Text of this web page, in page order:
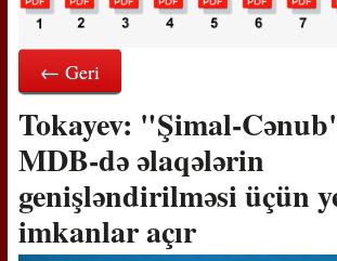
← Geri
Tokayev: "Şimal-
MDB-də əlaqələrin
genişləndirilməsi üçün
imkanlar açır